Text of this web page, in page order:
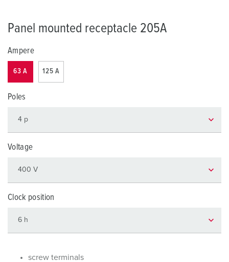
Panel mounted receptacle 205A
Ampere
63 A 125 A
Poles
Voltage
Clock position
screw terminals